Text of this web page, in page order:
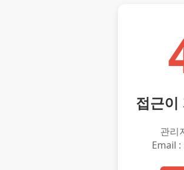
접근이
관리
Email